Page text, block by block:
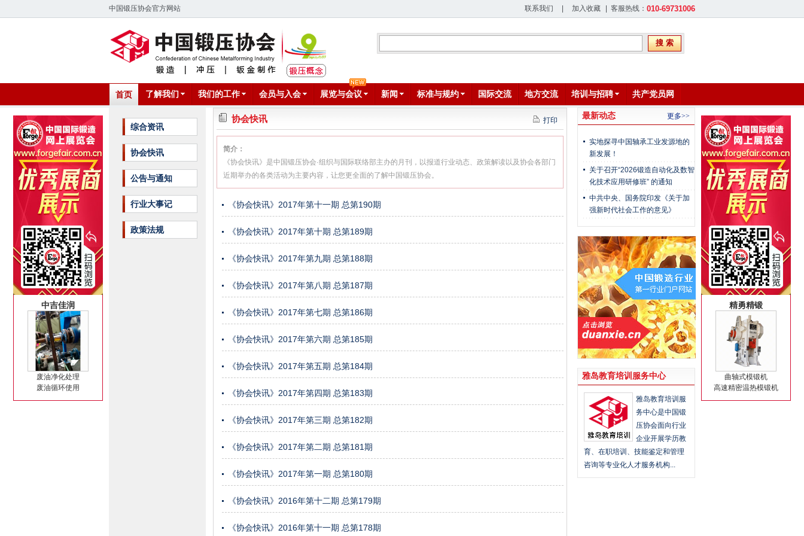
中国锻压协会官方网站 联系我们 加入收藏 | 客服热线： 010-69731006
搜 索
首页 了解我们 我们的工作 会员与入会 展览与会议 新闻 标准与规约 国际交流 地方交流 培训与招聘 共产党员网
综合资讯
协会快讯
公告与通知
行业大事记
政策法规
协会快讯 打印
简介：
《协会快讯》是中国锻压协会·组织与国际联络部主办的月刊，以报道行业动态、政策解读以及协会各部门
近期举办的各类活动为主要内容，让您更全面的了解中国锻压协会。
《协会快讯》2017年第十一期 总第190期
《协会快讯》2017年第十期 总第189期
《协会快讯》2017年第九期 总第188期
《协会快讯》2017年第八期 总第187期
《协会快讯》2017年第七期 总第186期
《协会快讯》2017年第六期 总第185期
《协会快讯》2017年第五期 总第184期
《协会快讯》2017年第四期 总第183期
《协会快讯》2017年第三期 总第182期
《协会快讯》2017年第二期 总第181期
《协会快讯》2017年第一期 总第180期
《协会快讯》2016年第十二期 总第179期
《协会快讯》2016年第十一期 总第178期
最新动态 更多>>
实地探寻中国轴承工业发源地的
新发展！
关于召开“2026锻造自动化及数智
化技术应用研修班” 的通知
中共中央、国务院印发《关于加
强新时代社会工作的意见》
雅岛教育培训服务中心
雅岛教育培训服
务中心是中国锻
压协会面向行业
企业开展学历教
育、在职培训、技能鉴定和管理
咨询等专业化人才服务机构...
精勇精锻
曲轴式模锻机
高速精密温热模锻机
中吉佳润
废油净化处理
废油循环使用